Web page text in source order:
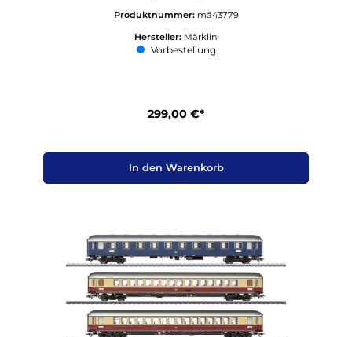
Produktnummer: mä43779
Hersteller: Märklin
Vorbestellung
299,00 €*
In den Warenkorb